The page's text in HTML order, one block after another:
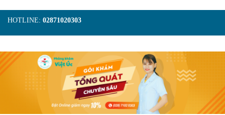
HOTLINE: 02871020303
TRANG CHỦ
GIỚI THIỆU
TIN TỨC
DỊCH VỤ
GÓI KHÁM
HÌNH ẢNH
LIÊN HỆ
ĐẶT LỊCH KHÁM